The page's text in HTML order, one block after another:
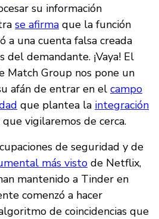
su información
se afirma que la función
a una cuenta falsa creada
del demandante. ¡Vaya! El
Match Group nos pone un
afán de entrar en el campo
que plantea la integración
que vigilaremos de cerca.
de seguridad y de
más visto de Netflix,
mantenido a Tinder en
comenzó a hacer
de coincidencias que